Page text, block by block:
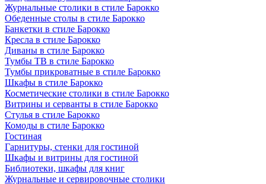
Журнальные столики в стиле Барокко
Обеденные столы в стиле Барокко
Банкетки в стиле Барокко
Кресла в стиле Барокко
Диваны в стиле Барокко
Тумбы ТВ в стиле Барокко
Тумбы прикроватные в стиле Барокко
Шкафы в стиле Барокко
Косметические столики в стиле Барокко
Витрины и серванты в стиле Барокко
Стулья в стиле Барокко
Комоды в стиле Барокко
Гостиная
Гарнитуры, стенки для гостиной
Шкафы и витрины для гостиной
Библиотеки, шкафы для книг
Журнальные и сервировочные столики